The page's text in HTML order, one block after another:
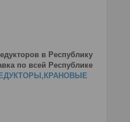
в Республику
по всей Республике